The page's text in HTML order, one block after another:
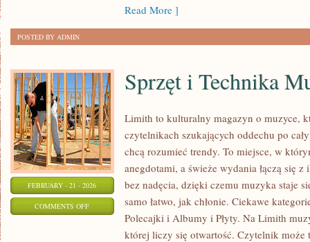
Read More ]
POSTED BY ADMIN
FEBRUARY - 21 - 2026
COMMENTS OFFON
Sprzęt i Technika
Limith to kulturalny magazyn o muzyce,
czytelnikach szukających oddechu po
chcą rozumieć trendy. To miejsce, w
anegdotami, a świeże wydania łączą się z
bez nadęcia, dzięki czemu muzyka staje
samo łatwo, jak chłonie. Ciekawe
Polecajki i Albumy i Płyty. Na Limith
której liczy się otwartość. Czytelnik może